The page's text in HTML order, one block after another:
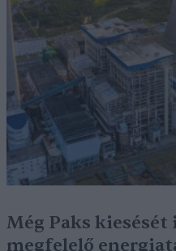
Még Paks
megfelelő